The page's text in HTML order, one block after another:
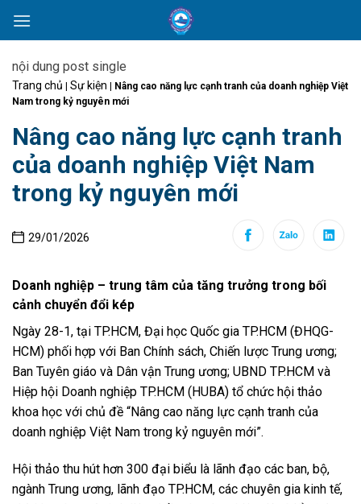
nội dung post single
Trang chủ Sự kiện
Nâng cao năng lực cạnh tranh của doanh nghiệp Việt
Nam trong kỷ nguyên mới
Nâng cao năng lực cạnh tranh
của doanh nghiệp Việt Nam
trong kỷ nguyên mới
29/01/2026
Doanh nghiệp – trung tâm của tăng trưởng trong bối
cảnh chuyển đổi kép
Ngày 28-1, tại TP.HCM, Đại học Quốc gia TP.HCM (ĐHQG-
HCM) phối hợp với Ban Chính sách, Chiến lược Trung ương;
Ban Tuyên giáo và Dân vận Trung ương; UBND TP.HCM và
Hiệp hội Doanh nghiệp TP.HCM (HUBA) tổ chức hội thảo
khoa học với chủ đề “Nâng cao năng lực cạnh tranh của
doanh nghiệp Việt Nam trong kỷ nguyên mới”.
Hội thảo thu hút hơn 300 đại biểu là lãnh đạo các ban, bộ,
ngành Trung ương, lãnh đạo TP.HCM, các chuyên gia kinh tế,